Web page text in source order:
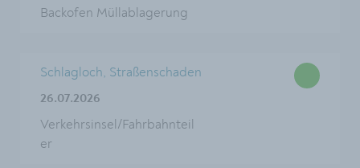
Backofen Müllablagerung
Schlagloch, Straßenschaden
26.07.2026
Verkehrsinsel/Fahrbahnteil
er